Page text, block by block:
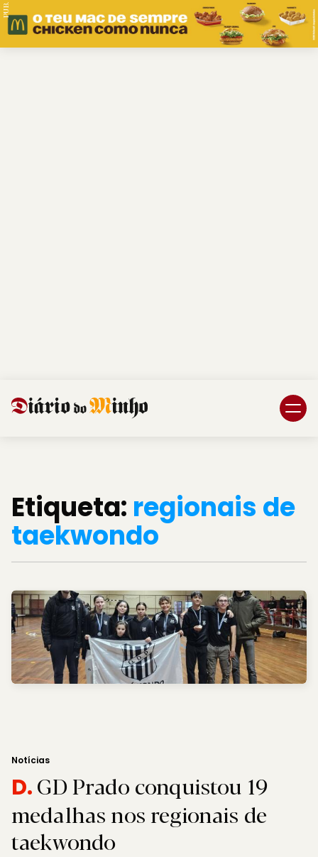
PUB.
Etiqueta: regionais de
taekwondo
Notícias
D.GD Prado conquistou 19
medalhas nos regionais de
taekwondo